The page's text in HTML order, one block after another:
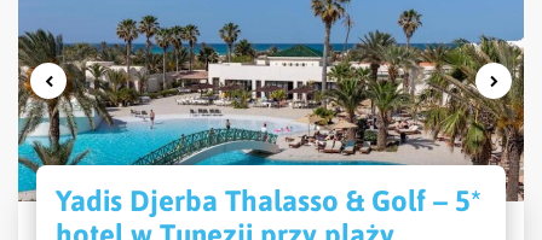
Yadis Djerba Thalasso & Golf – 5*